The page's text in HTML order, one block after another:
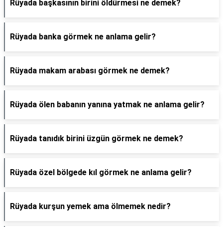
Rüyada başkasının birini öldürmesi ne demek?
Rüyada banka görmek ne anlama gelir?
Rüyada makam arabası görmek ne demek?
Rüyada ölen babanın yanına yatmak ne anlama gelir?
Rüyada tanıdık birini üzgün görmek ne demek?
Rüyada özel bölgede kıl görmek ne anlama gelir?
Rüyada kurşun yemek ama ölmemek nedir?